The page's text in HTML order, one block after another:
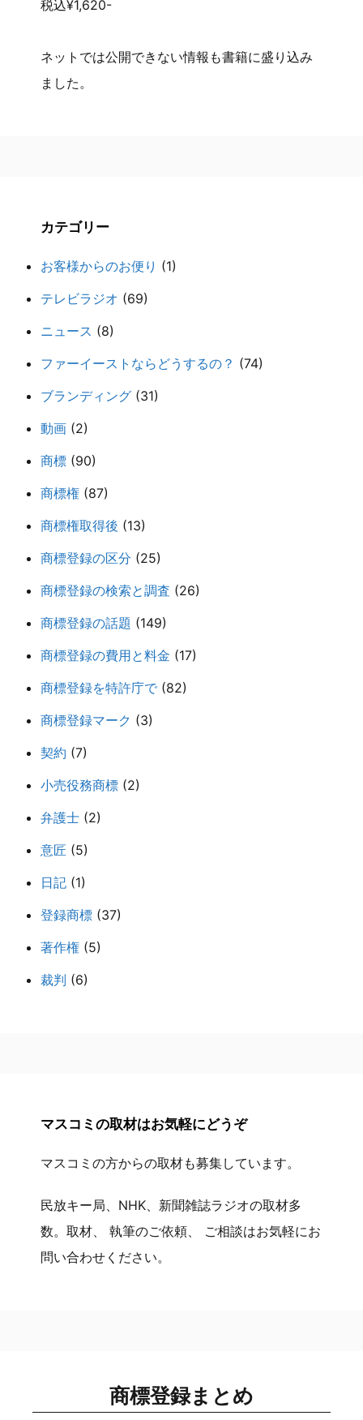
税込¥1,620-
ネットでは公開できない情報も書籍に盛り込み
ました。
カテゴリー
お客様からのお便り (1)
テレビラジオ (69)
ニュース (8)
ファーイーストならどうするの？ (74)
ブランディング (31)
動画 (2)
商標 (90)
商標権 (87)
商標権取得後 (13)
商標登録の区分 (25)
商標登録の検索と調査 (26)
商標登録の話題 (149)
商標登録の費用と料金 (17)
商標登録を特許庁で (82)
商標登録マーク (3)
契約 (7)
小売役務商標 (2)
弁護士 (2)
意匠 (5)
日記 (1)
登録商標 (37)
著作権 (5)
裁判 (6)
マスコミの取材はお気軽にどうぞ
マスコミの方からの取材も募集しています。
民放キー局、NHK、新聞雑誌ラジオの取材多
数。取材、 執筆のご依頼、 ご相談はお気軽にお
問い合わせください。
商標登録まとめ